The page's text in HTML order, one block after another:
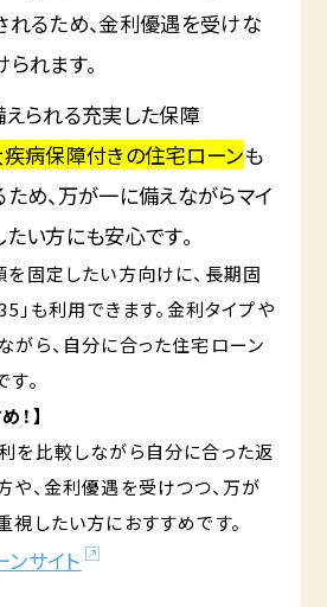
るため、金利優遇を受けな
れます。
られる充実した保障
病保障付きの住宅ローンも
め、万が一に備えながらマイ
い方にも安心です。
を固定したい方向けに、長期固
」も利用できます。金利タイプや
がら、自分に合った住宅ローン
。
！】
を比較しながら自分に合った返
や、金利優遇を受けつつ、万が
視したい方におすすめです。
サイト